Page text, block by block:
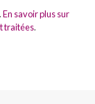
En savoir plus sur
traitées.